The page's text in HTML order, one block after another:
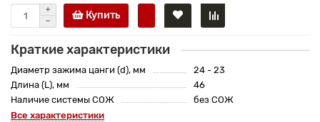
Купить
Краткие характеристики
Диаметр зажима цанги (d), мм
24 - 23
Длина (L), мм
46
Наличие системы СОЖ
без СОЖ
Все характеристики